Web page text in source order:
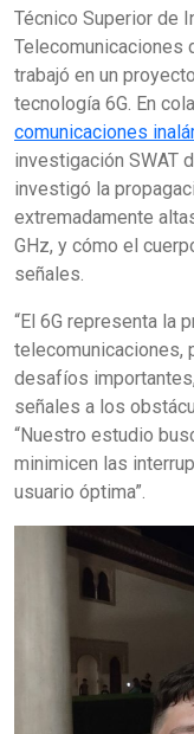
Técnico Superior de
Telecomunicaciones
trabajó en un
tecnología 6G. En
comunicaciones
investigación SWAT
investigó la
extremadamente
GHz, y cómo el
señales.
“El 6G representa la
telecomunicaciones,
desafíos
señales a los
“Nuestro estudio
minimicen las
usuario óptima”.